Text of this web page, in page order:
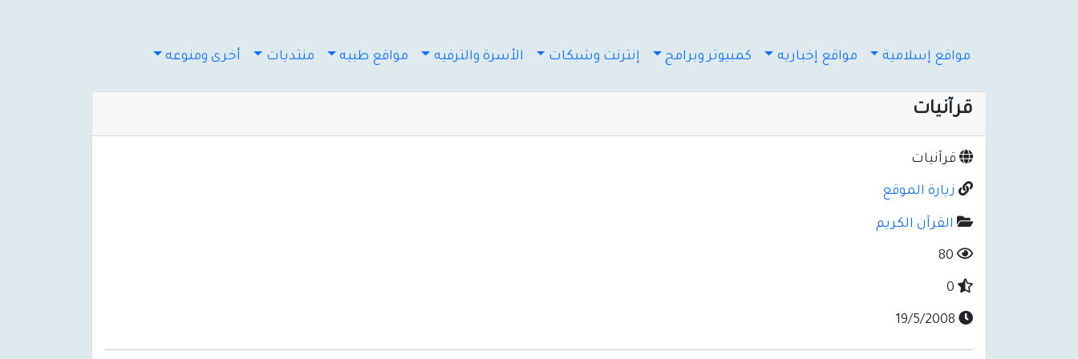
مواقع إسلامية مواقع إخباريه كمبيوتر وبرامج إنترنت وشبكات الأسرة والترفيه مواقع طبيه منتديات أخرى ومنوعه
قرآنيات
قرآنيات
زيارة الموقع
القرآن الكريم